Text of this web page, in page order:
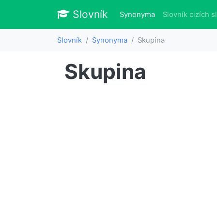
Slovník Slovník
Synonyma(aktuálně)
Slovník cizích
Slovník Synonyma Skupina
Skupina